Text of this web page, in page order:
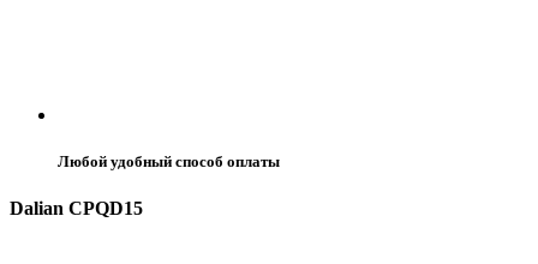
Любой удобный способ оплаты
Dalian CPQD15